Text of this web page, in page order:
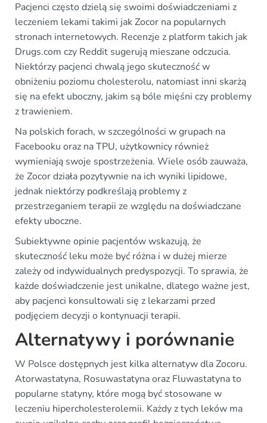
Pacjenci często dzielą się swoimi doświadczeniami z
leczeniem lekami takimi jak Zocor na popularnych
stronach internetowych. Recenzje z platform takich jak
Drugs.com czy Reddit sugerują mieszane odczucia.
Niektórzy pacjenci chwalą jego skuteczność w
obniżeniu poziomu cholesterolu, natomiast inni skarżą
się na efekt uboczny, jakim są bóle mięśni czy problemy
z trawieniem.
Na polskich forach, w szczególności w grupach na
Facebooku oraz na TPU, użytkownicy również
wymieniają swoje spostrzeżenia. Wiele osób zauważa,
że Zocor działa pozytywnie na ich wyniki lipidowe,
jednak niektórzy podkreślają problemy z
przestrzeganiem terapii ze względu na doświadczane
efekty uboczne.
Subiektywne opinie pacjentów wskazują, że
skuteczność leku może być różna i w dużej mierze
zależy od indywidualnych predyspozycji. To sprawia, że
każde doświadczenie jest unikalne, dlatego ważne jest,
aby pacjenci konsultowali się z lekarzami przed
podjęciem decyzji o kontynuacji terapii.
Alternatywy i porównanie
W Polsce dostępnych jest kilka alternatyw dla Zocoru.
Atorwastatyna, Rosuwastatyna oraz Fluwastatyna to
popularne statyny, które mogą być stosowane w
leczeniu hipercholesterolemii. Każdy z tych leków ma